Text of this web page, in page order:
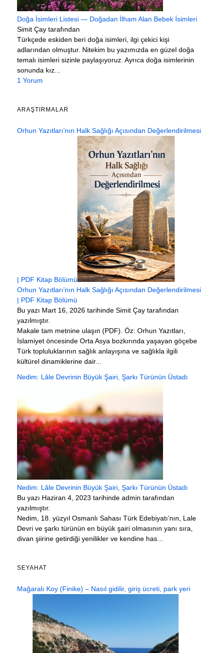
Doğa İsimleri Listesi — Doğadan İlham Alan Bebek İsimleri
Simit Çay tarafından
Türkçede eskiden beri doğa isimleri, ilgi çekici kişi
adlarından olmuştur. Nitekim bu yazımızda en güzel doğa
temalı isimleri sizinle paylaşıyoruz. Ayrıca doğa isimlerinin
sonunda kız...
1 Yorum
ARAŞTIRMALAR
Orhun Yazıtları’nın Halk Sağlığı Açısından Değerlendirilmesi
| PDF Kitap Bölümü
Orhun Yazıtları’nın Halk Sağlığı Açısından Değerlendirilmesi
| PDF Kitap Bölümü
Bu yazı Mart 16, 2026 tarihinde Simit Çay tarafından
yazılmıştır.
Makale tam metnine ulaşın (PDF). Öz: Orhun Yazıtları,
İslamiyet öncesinde Orta Asya bozkırında yaşayan göçebe
Türk topluluklarının sağlık anlayışına ve sağlıkla ilgili
kültürel dinamiklerine dair...
Nedim: Lâle Devrinin Büyük Şairi, Şarkı Türünün Üstadı
Nedim: Lâle Devrinin Büyük Şairi, Şarkı Türünün Üstadı
Bu yazı Haziran 4, 2023 tarihinde admin tarafından
yazılmıştır.
Nedim, 18. yüzyıl Osmanlı Sahası Türk Edebiyatı’nın, Lale
Devri ve şarkı türünün en büyük şairi olmasının yanı sıra,
divan şiirine getirdiği yenilikler ve kendine has...
SEYAHAT
Mağaralı Koy (Finike) – Nasıl gidilir, giriş ücreti, park yeri